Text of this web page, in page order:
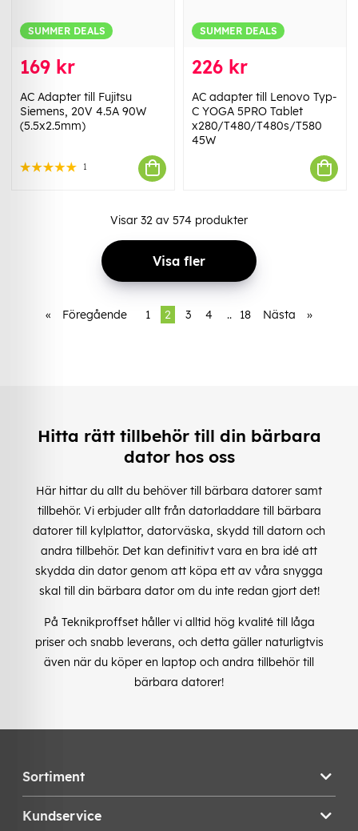
SUMMER DEALS
169 kr
AC Adapter till Fujitsu
Siemens, 20V 4.5A 90W
(5.5x2.5mm)
1
SUMMER DEALS
226 kr
AC adapter till Lenovo Typ-
C YOGA 5PRO Tablet
x280/T480/T480s/T580
45W
Visar 32 av 574 produkter
Visa fler
« Föregående 1 2 3 4 .. 18 Nästa »
Hitta rätt tillbehör till din bärbara
dator hos oss
Här hittar du allt du behöver till bärbara datorer samt
tillbehör. Vi erbjuder allt från datorladdare till bärbara
datorer till kylplattor, datorväska, skydd till datorn och
andra tillbehör. Det kan definitivt vara en bra idé att
skydda din dator genom att köpa ett av våra snygga
skal till din bärbara dator om du inte redan gjort det!
På Teknikproffset håller vi alltid hög kvalité till låga
priser och snabb leverans, och detta gäller naturligtvis
även när du köper en laptop och andra tillbehör till
bärbara datorer!
Sortiment
Kundservice